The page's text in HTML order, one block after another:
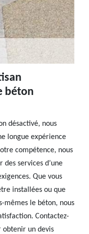
béton
désactivé, nous
longue expérience
compétence, nous
des services d’une
Que vous
installées ou que
mêmes le béton, nous
Contactez-
obtenir un devis